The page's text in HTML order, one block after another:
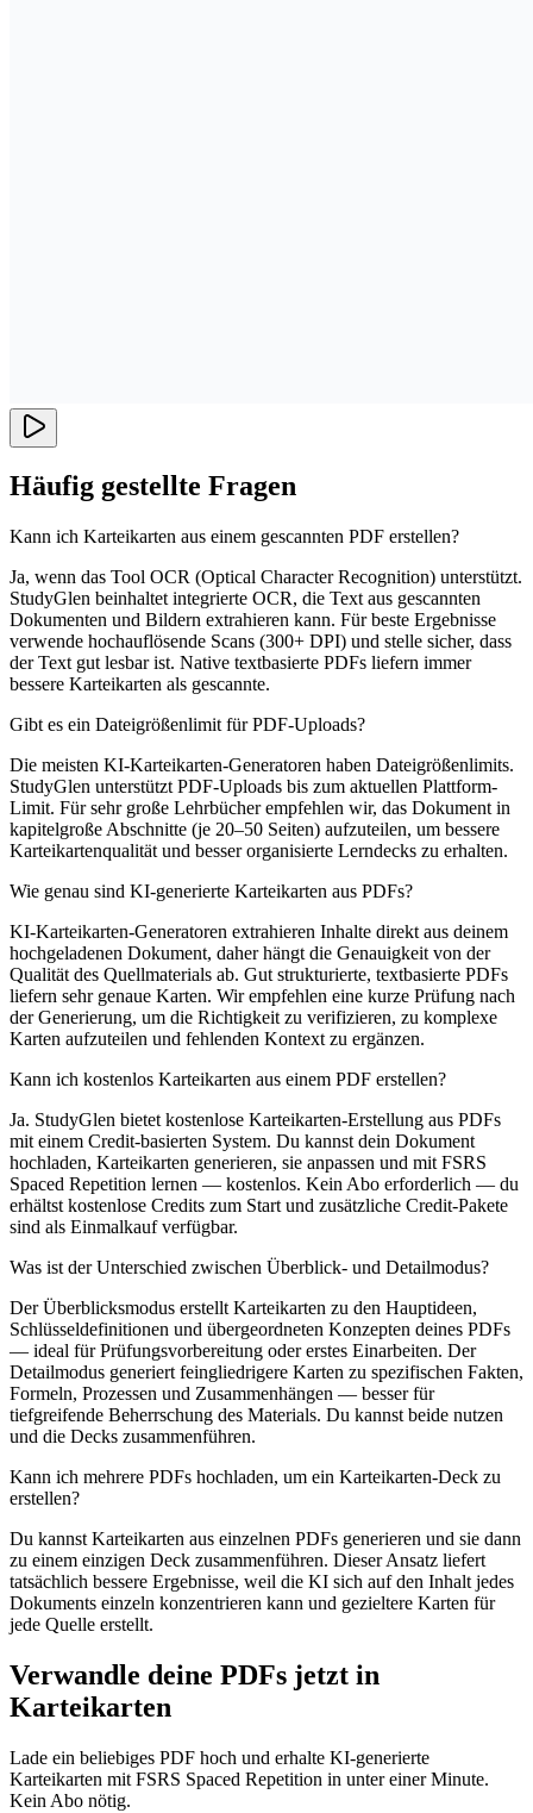
Häufig gestellte Fragen
Kann ich Karteikarten aus einem gescannten PDF erstellen?
Ja, wenn das Tool OCR (Optical Character Recognition) unterstützt.
StudyGlen beinhaltet integrierte OCR, die Text aus gescannten
Dokumenten und Bildern extrahieren kann. Für beste Ergebnisse
verwende hochauflösende Scans (300+ DPI) und stelle sicher, dass
der Text gut lesbar ist. Native textbasierte PDFs liefern immer
bessere Karteikarten als gescannte.
Gibt es ein Dateigrößenlimit für PDF-Uploads?
Die meisten KI-Karteikarten-Generatoren haben Dateigrößenlimits.
StudyGlen unterstützt PDF-Uploads bis zum aktuellen Plattform-
Limit. Für sehr große Lehrbücher empfehlen wir, das Dokument in
kapitelgroße Abschnitte (je 20–50 Seiten) aufzuteilen, um bessere
Karteikartenqualität und besser organisierte Lerndecks zu erhalten.
Wie genau sind KI-generierte Karteikarten aus PDFs?
KI-Karteikarten-Generatoren extrahieren Inhalte direkt aus deinem
hochgeladenen Dokument, daher hängt die Genauigkeit von der
Qualität des Quellmaterials ab. Gut strukturierte, textbasierte PDFs
liefern sehr genaue Karten. Wir empfehlen eine kurze Prüfung nach
der Generierung, um die Richtigkeit zu verifizieren, zu komplexe
Karten aufzuteilen und fehlenden Kontext zu ergänzen.
Kann ich kostenlos Karteikarten aus einem PDF erstellen?
Ja. StudyGlen bietet kostenlose Karteikarten-Erstellung aus PDFs
mit einem Credit-basierten System. Du kannst dein Dokument
hochladen, Karteikarten generieren, sie anpassen und mit FSRS
Spaced Repetition lernen — kostenlos. Kein Abo erforderlich — du
erhältst kostenlose Credits zum Start und zusätzliche Credit-Pakete
sind als Einmalkauf verfügbar.
Was ist der Unterschied zwischen Überblick- und Detailmodus?
Der Überblicksmodus erstellt Karteikarten zu den Hauptideen,
Schlüsseldefinitionen und übergeordneten Konzepten deines PDFs
— ideal für Prüfungsvorbereitung oder erstes Einarbeiten. Der
Detailmodus generiert feingliedrigere Karten zu spezifischen Fakten,
Formeln, Prozessen und Zusammenhängen — besser für
tiefgreifende Beherrschung des Materials. Du kannst beide nutzen
und die Decks zusammenführen.
Kann ich mehrere PDFs hochladen, um ein Karteikarten-Deck zu
erstellen?
Du kannst Karteikarten aus einzelnen PDFs generieren und sie dann
zu einem einzigen Deck zusammenführen. Dieser Ansatz liefert
tatsächlich bessere Ergebnisse, weil die KI sich auf den Inhalt jedes
Dokuments einzeln konzentrieren kann und gezieltere Karten für
jede Quelle erstellt.
Verwandle deine PDFs jetzt in
Karteikarten
Lade ein beliebiges PDF hoch und erhalte KI-generierte
Karteikarten mit FSRS Spaced Repetition in unter einer Minute.
Kein Abo nötig.